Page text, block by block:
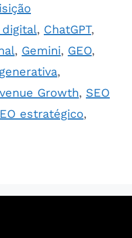
, ChatGPT,
, Gemini, GEO,
,
Growth, SEO
estratégico,